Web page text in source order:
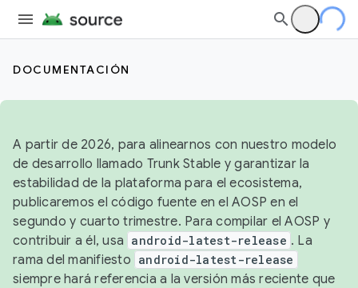
DOCUMENTACIÓN
A partir de 2026, para alinearnos con nuestro modelo
de desarrollo llamado Trunk Stable y garantizar la
estabilidad de la plataforma para el ecosistema,
publicaremos el código fuente en el AOSP en el
segundo y cuarto trimestre. Para compilar el AOSP y
contribuir a él, usa android-latest-release . La
rama del manifiesto android-latest-release
siempre hará referencia a la versión más reciente que